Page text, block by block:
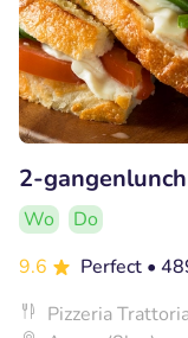
2-
Wo
Do
9.6
Perfect •
Pizzeria